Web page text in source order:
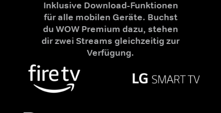
Inklusive Download-Funktionen
für alle mobilen Geräte. Buchst
du WOW Premium dazu, stehen
dir zwei Streams gleichzeitig zur
Verfügung.